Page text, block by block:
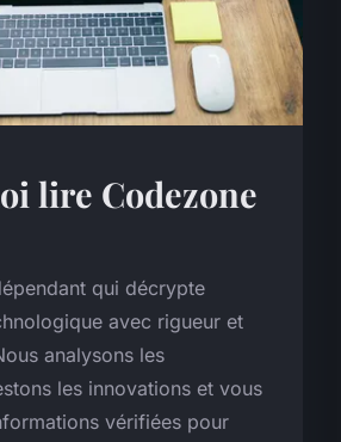
lire Codezone
qui décrypte
avec rigueur et
analysons les
les innovations et vous
vérifiées pour